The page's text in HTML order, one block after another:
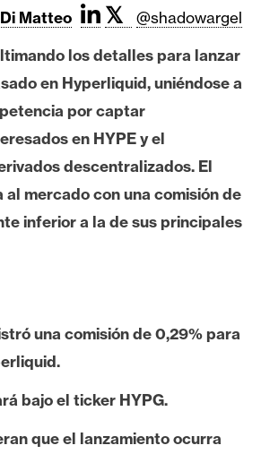
Matteo 𝕏
@shadowargel
los detalles para lanzar
en Hyperliquid, uniéndose a
por captar
en HYPE y el
descentralizados. El
mercado con una comisión de
inferior a la de sus principales
una comisión de 0,29% para
bajo el ticker HYPG.
que el lanzamiento ocurra